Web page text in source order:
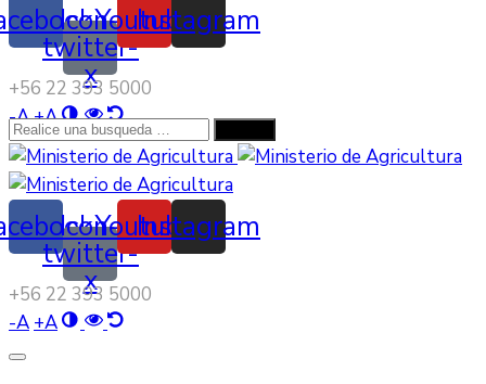
Icon-
twitter-
x
Youtube
Instagram
‭+56 22 393 5000‬
-A+A
Icon-
twitter-
x
Youtube
Instagram
‭+56 22 393 5000‬
-A +A